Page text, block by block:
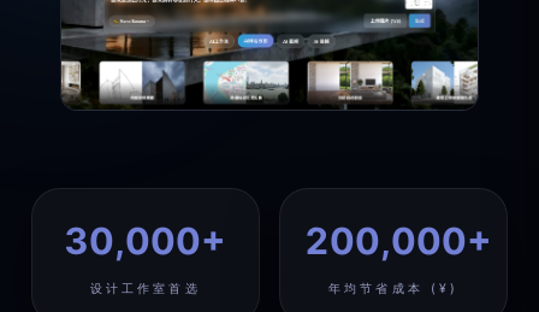
30,000+
设计工作室首选
200,000+
年均节省成本 (¥)